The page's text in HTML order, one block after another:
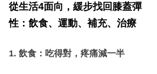
從生活4面向，緩步找回膝蓋彈
性：飲食、運動、補充、治療
1. 飲食：吃得對，疼痛減一半